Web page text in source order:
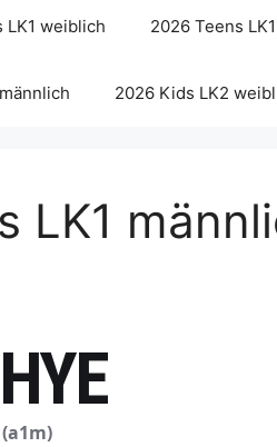
LK1 weiblich 2026 Teens
2026 Kids LK2
LK1